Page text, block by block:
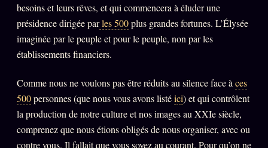
besoins et leurs rêves, et qui commencera à éluder une
présidence dirigée parles 500plus grandes fortunes. L’Élysée
imaginée par le peuple et pour le peuple, non par les
établissements financiers.
Comme nous ne voulons pas être réduits au silence face àces
500personnes (que nous vous avons listéici) et qui contrôlent
la production de notre culture et nos images au XXIe siècle,
comprenez que nous étions obligés de nous organiser, avec ou
contre vous. Il fallait que vous soyez au courant. Pour qu’on ne